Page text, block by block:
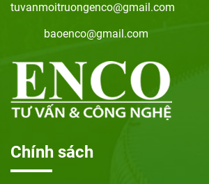
tuvanmoitruongenco@gmail.com
baoenco@gmail.com
Chính sách